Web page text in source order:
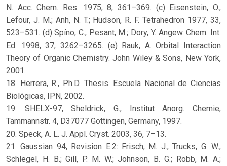
N. Acc. Chem. Res. 1975, 8, 361–369. (c) Eisenstein, O.;
Lefour, J. M.; Anh, N. T.; Hudson, R. F. Tetrahedron 1977, 33,
523–531. (d) Spíno, C.; Pesant, M.; Dory, Y. Angew. Chem. Int.
Ed. 1998, 37, 3262–3265. (e) Rauk, A. Orbital Interaction
Theory of Organic Chemistry. John Wiley & Sons, New York,
2001.
18. Herrera, R., Ph.D. Thesis. Escuela Nacional de Ciencias
Biológicas, IPN, 2002.
19. SHELX-97, Sheldrick, G., Institut Anorg. Chemie,
Tammannstr. 4, D37077 Göttingen, Germany, 1997.
20. Speck, A. L. J. Appl. Cryst. 2003, 36, 7–13.
21. Gaussian 94, Revision E.2: Frisch, M. J.; Trucks, G. W.;
Schlegel, H. B.; Gill, P. M. W.; Johnson, B. G.; Robb, M. A.;